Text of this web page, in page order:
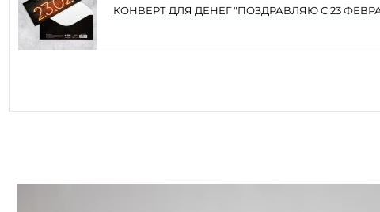
КОНВЕРТ ДЛЯ ДЕНЕГ "ПОЗДРАВЛЯЮ С 23